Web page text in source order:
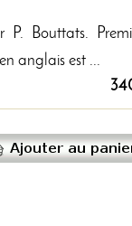
Bouttats.
anglais est ...